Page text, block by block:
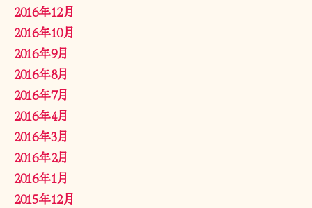
2016年12月
2016年10月
2016年9月
2016年8月
2016年7月
2016年4月
2016年3月
2016年2月
2016年1月
2015年12月